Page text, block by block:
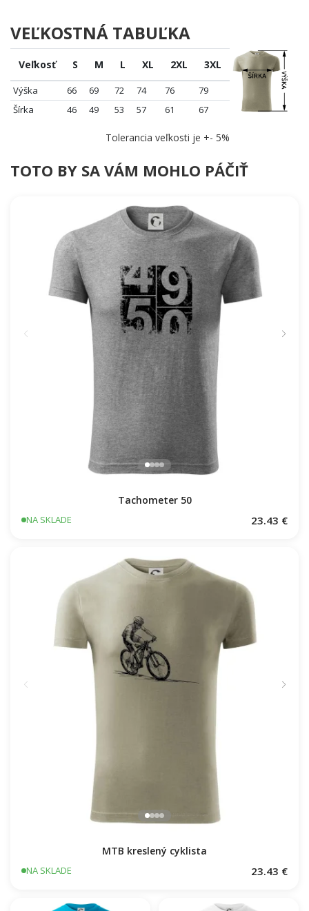
VEĽKOSTNÁ TABUĽKA
Veľkosť S M L XL 2XL 3XL
Výška 66 69 72 74 76
79
Šírka
46 49 53 57 61 67
Tolerancia veľkosti je +- 5%
TOTO BY SA VÁM MOHLO PÁČIŤ
Tachometer 50
NA SKLADE 23.43 €
MTB kreslený cyklista
NA SKLADE 23.43 €